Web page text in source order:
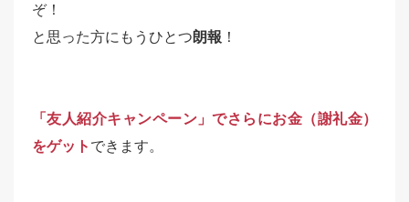
ぞ！
と思った方にもうひとつ朗報 ！
「友人紹介キャンペーン」でさらにお金（謝礼金）
をゲット できます。